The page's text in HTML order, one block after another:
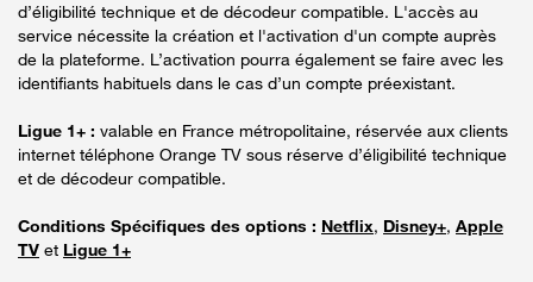
d’éligibilité technique et de décodeur compatible. L'accès au
service nécessite la création et l'activation d'un compte auprès
de la plateforme. L’activation pourra également se faire avec les
identifiants habituels dans le cas d’un compte préexistant.
Ligue 1+ : valable en France métropolitaine, réservée aux clients
internet téléphone Orange TV sous réserve d’éligibilité technique
et de décodeur compatible.
Conditions Spécifiques des options : Netflix, Disney+, Apple
TV et Ligue 1+